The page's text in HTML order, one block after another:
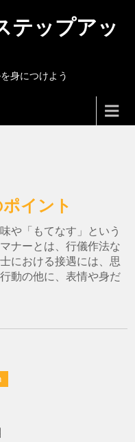
テップアッ
身につけよう
イント
や「もてなす」という
ナーとは、行儀作法な
における接遇には、思
動の他に、表情や身だ